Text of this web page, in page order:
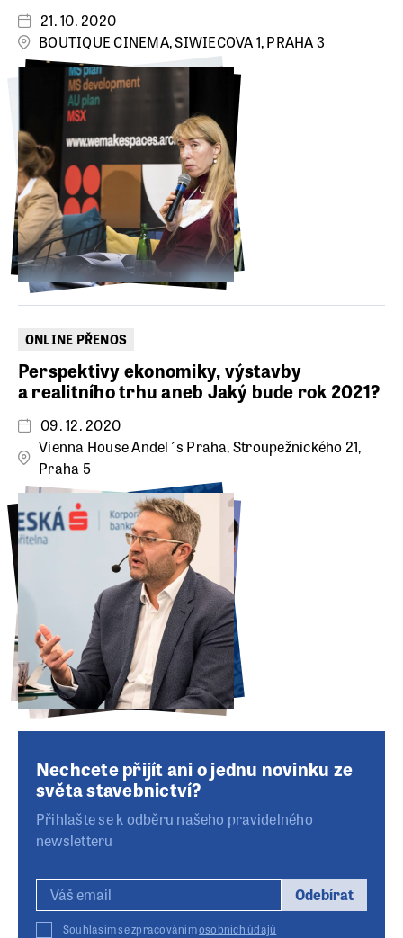
21. 10. 2020
BOUTIQUE CINEMA, SIWIECOVA 1, PRAHA 3
ONLINE PŘENOS
Perspektivy ekonomiky, výstavby
a realitního trhu aneb Jaký bude rok 2021?
09. 12. 2020
Vienna House Andel´s Praha, Stroupežnického 21,
Praha 5
Nechcete přijít ani o jednu novinku ze
světa stavebnictví?
Přihlašte se k odběru našeho pravidelného
newsletteru
Odebírat
Souhlasím se zpracovánímosobních údajů